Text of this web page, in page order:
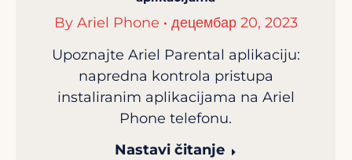
By Ariel Phone
децембар 20, 2023
Upoznajte Ariel Parental aplikaciju:
napredna kontrola pristupa
instaliranim aplikacijama na Ariel
Phone telefonu.
Nastavi čitanje